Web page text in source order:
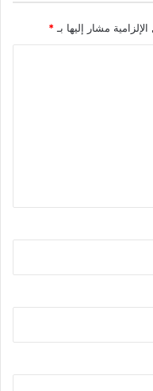
مشار إليها بـ *